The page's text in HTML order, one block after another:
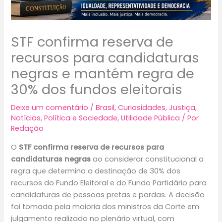
STF confirma reserva de
recursos para candidaturas
negras e mantém regra de
30% dos fundos eleitorais
Deixe um comentário /Brasil,Curiosidades,Justiça,
Notícias,Política e Sociedade,Utilidade Pública / Por
Redação
O STF confirma reserva de recursos para
candidaturas negras ao considerar constitucional a
regra que determina a destinação de 30% dos
recursos do Fundo Eleitoral e do Fundo Partidário para
candidaturas de pessoas pretas e pardas. A decisão
foi tomada pela maioria dos ministros da Corte em
julgamento realizado no plenário virtual, com